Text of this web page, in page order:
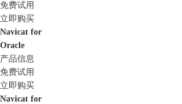
免费试用
立即购买
Navicat for
Oracle
产品信息
免费试用
立即购买
Navicat for